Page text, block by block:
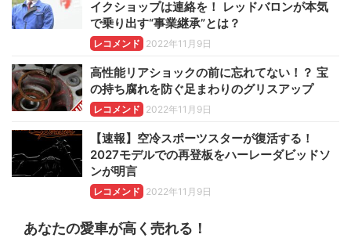
イクショップは連絡を！ レッドバロンが本気
で乗り出す“事業継承”とは？
レコメンド 2022年11月9日
高性能リアショックの前に忘れてない！？ 宝
の持ち腐れを防ぐ足まわりのグリスアップ
レコメンド 2022年11月9日
【速報】空冷スポーツスターが復活する！
2027モデルでの再登板をハーレーダビッドソ
ンが明言
レコメンド 2022年11月9日
あなたの愛車が高く売れる！